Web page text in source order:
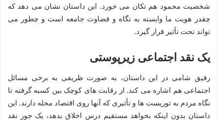
شخصیت محمود هم تکان می خورد. این داستان نشان می دهد که
چقدر هویت ما وابسته به نگاه و قضاوت جامعه است و چطور می
تواند تحت تأثیر قرار گیرد.
یک نقد اجتماعی زیرپوستی
رفیق شامی در این داستان، به صورت ظریفی به برخی مسائل
اجتماعی هم اشاره می کند. از رقابت های کوچک بین کسبه گرفته تا
نگاه مردم به توریست ها و تأثیری که آنها روی اقتصاد محله دارند. این
داستان بدون اینکه بخواهد مستقیم درس اخلاق بدهد، یک جور نقد